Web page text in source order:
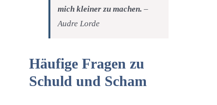
mich kleiner zu machen. –
Audre Lorde
Häufige Fragen zu
Schuld und Scham